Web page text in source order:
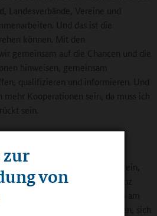
zur
von
Landesverbände, Vereine und
Und das ist die
können. Mit den
gemeinsam auf die Chancen und die
hinweisen, gemeinsam
qualifizieren und informieren. Und
mehr Kooperationen sein, da muss ich
sein.
Der Leichtathletikverein,
oder Trainer hat, die ganz
die AGs in den Schulen am
hat natürlich Schwierigkeiten, sich